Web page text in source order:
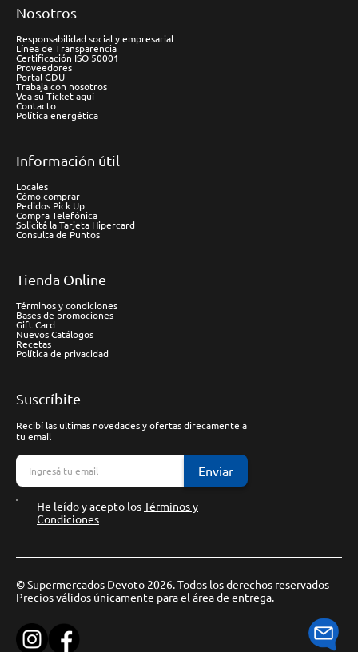
Nosotros
Responsabilidad social y empresarial
Línea de Transparencia
Certificación ISO 50001
Proveedores
Portal GDU
Trabaja con nosotros
Vea su Ticket aquí
Contacto
Política energética
Información útil
Locales
Cómo comprar
Pedidos Pick Up
Compra Telefónica
Solicitá la Tarjeta Hipercard
Consulta de Puntos
Tienda Online
Términos y condiciones
Bases de promociones
Gift Card
Nuevos Catálogos
Recetas
Política de privacidad
Suscríbite
Recibí las ultimas novedades y ofertas direcamente a
tu email
Enviar
He leído y acepto losTérminos y
Condiciones
© Supermercados Devoto 2026. Todos los derechos reservados
Precios válidos únicamente para el área de entrega.